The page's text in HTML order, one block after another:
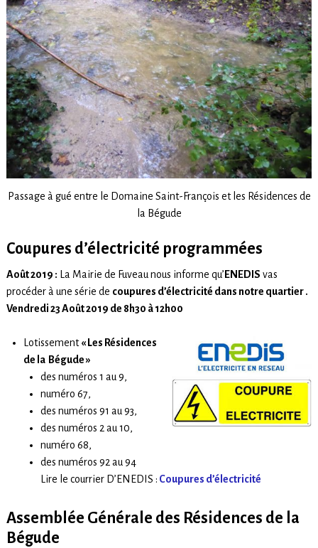
Passage à gué entre le Domaine Saint-François et les Résidences de
la Bégude
Coupures d’électricité programmées
Août2019 : La Mairie de Fuveau nous informe qu’ ENEDIS vas
procéder à une série de coupures d’électricité dans notre quartier .
Vendredi 23 Août 2019 de 8h30 à 12h00
Lotissement« Les Résidences
de la Bégude »
des numéros 1 au 9,
numéro 67,
des numéros 91 au 93,
des numéros 2 au 10,
numéro 68,
des numéros 92 au 94
Lire le courrier D’ENEDIS : Coupures d’électricité
Assemblée Générale des Résidences de la
Bégude